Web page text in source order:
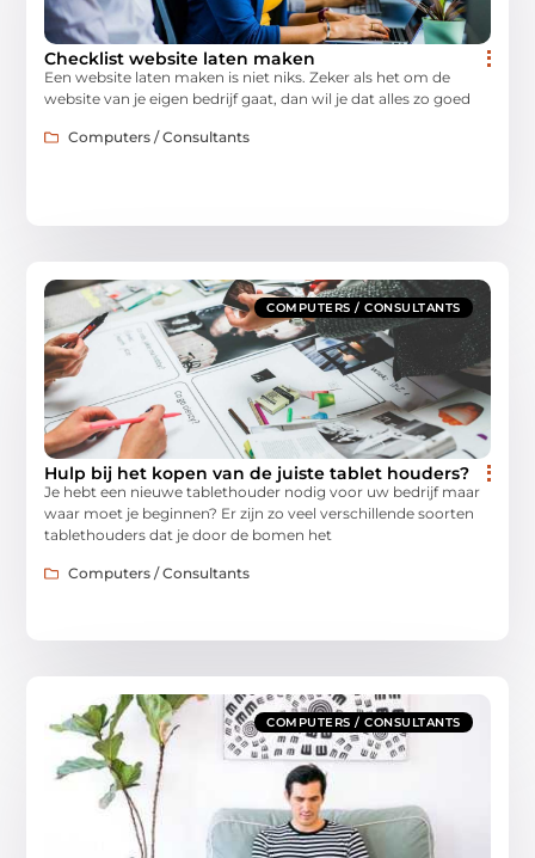
Checklist website laten maken
Een website laten maken is niet niks. Zeker als het om de
website van je eigen bedrijf gaat, dan wil je dat alles zo goed
Computers / Consultants
COMPUTERS / CONSULTANTS
Hulp bij het kopen van de juiste tablet houders?
Je hebt een nieuwe tablethouder nodig voor uw bedrijf maar
waar moet je beginnen? Er zijn zo veel verschillende soorten
tablethouders dat je door de bomen het
Computers / Consultants
COMPUTERS / CONSULTANTS